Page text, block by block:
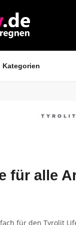
Kategorien
für alle
für den Tyrolit